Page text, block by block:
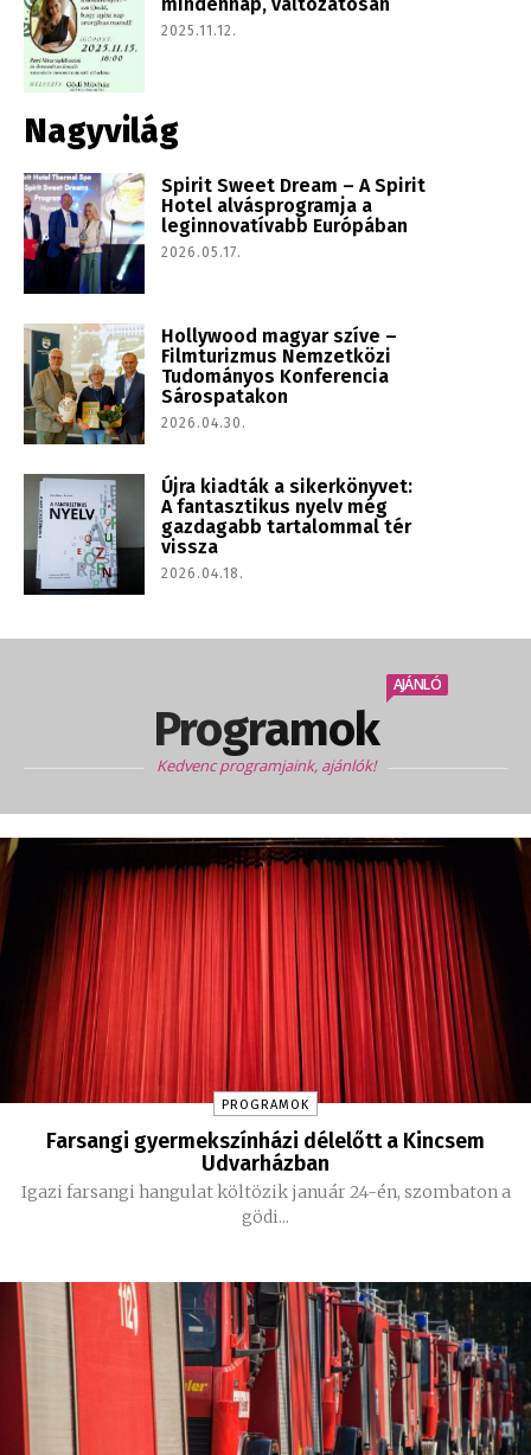
2025.11.12.
Nagyvilág
​Spirit Sweet Dream – A Spirit
Hotel alvásprogramja a
leginnovatívabb Európában
2026.05.17.
Hollywood magyar szíve –
Filmturizmus Nemzetközi
Tudományos Konferencia
Sárospatakon
2026.04.30.
Újra kiadták a sikerkönyvet:
A fantasztikus nyelv még
gazdagabb tartalommal tér
vissza
2026.04.18.
Programok
AJÁNLÓ
Kedvenc programjaink, ajánlók!
PROGRAMOK
Farsangi gyermekszínházi délelőtt a Kincsem
Udvarházban
Igazi farsangi hangulat költözik január 24-én, szombaton a
gödi...